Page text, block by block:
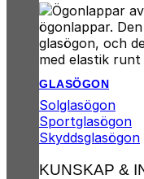
GLASÖGON
Solglasögon
Sportglasögon
Skyddsglasögon
KUNSKAP &